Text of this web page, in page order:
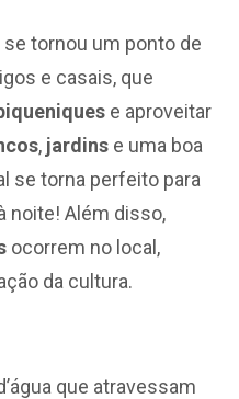
se tornou um ponto de
e casais, que
e aproveitar
, jardins e uma boa
se torna perfeito para
noite! Além disso,
ocorrem no local,
da cultura.
que atravessam